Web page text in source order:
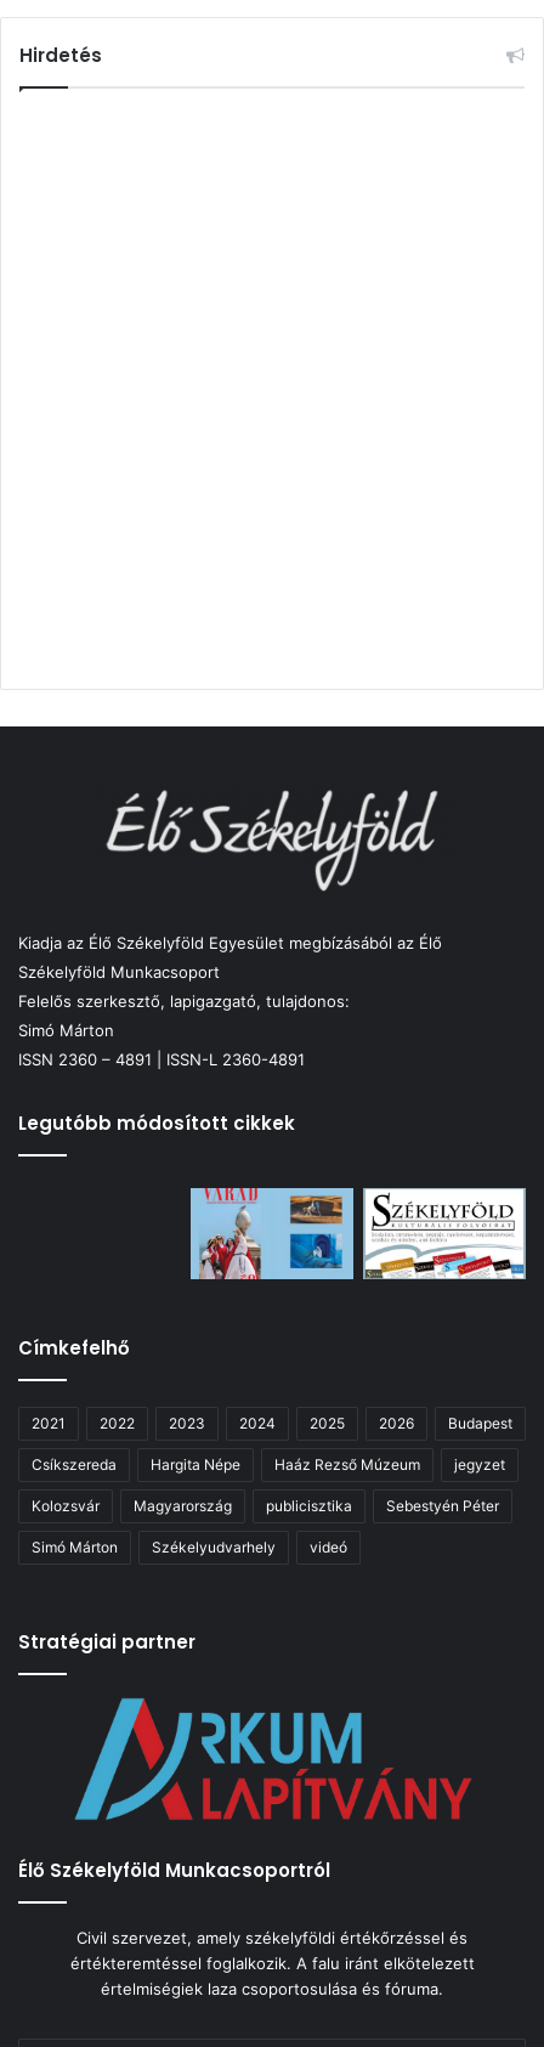
Hirdetés
Kiadja az Élő Székelyföld Egyesület megbízásából az Élő
Székelyföld Munkacsoport
Felelős szerkesztő, lapigazgató, tulajdonos:
Simó Márton
ISSN 2360 – 4891 | ISSN-L 2360-4891
Legutóbb módosított cikkek
Címkefelhő
2021 2022 2023 2024 2025 2026 Budapest
Csíkszereda Hargita Népe Haáz Rezső Múzeum jegyzet
Kolozsvár Magyarország publicisztika Sebestyén Péter
Simó Márton Székelyudvarhely videó
Stratégiai partner
Élő Székelyföld Munkacsoportról
Civil szervezet, amely székelyföldi értékőrzéssel és
értékteremtéssel foglalkozik. A falu iránt elkötelezett
értelmiségiek laza csoportosulása és fóruma.